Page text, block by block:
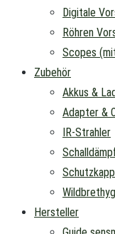
Digitale
Röhren
Scopes
Zubehör
Akkus &
Adapter &
IR-Strahler
Hersteller